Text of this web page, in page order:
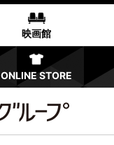
映画館
ONLINE STORE